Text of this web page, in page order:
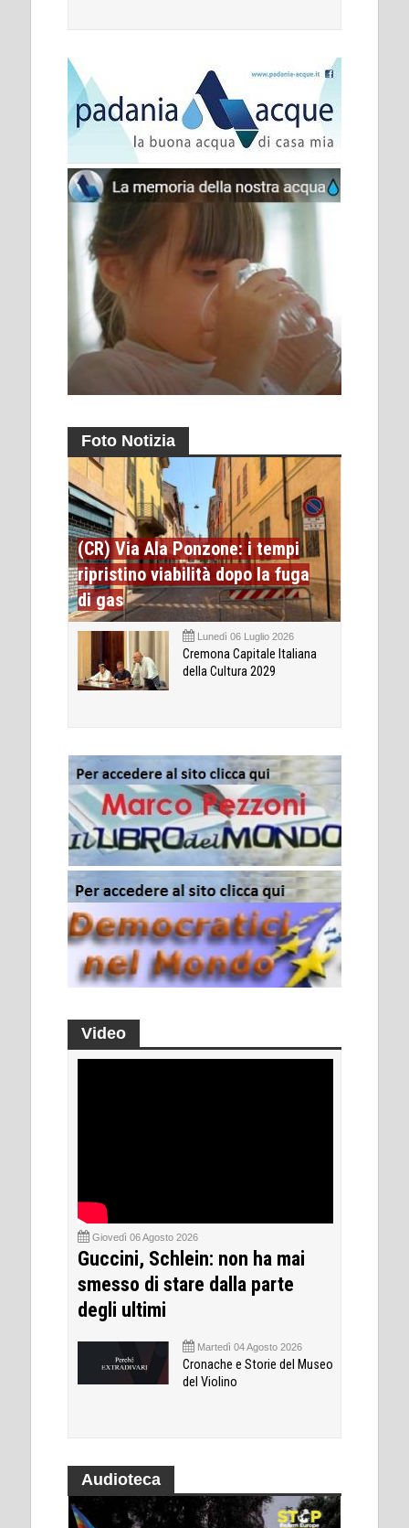
Foto Notizia
(CR) Via Ala Ponzone: i tempi
ripristino viabilità dopo la fuga
di gas
Lunedì 06 Luglio 2026
Cremona Capitale Italiana
della Cultura 2029
Video
Giovedì 06 Agosto 2026
Guccini, Schlein: non ha mai
smesso di stare dalla parte
degli ultimi
Martedì 04 Agosto 2026
Cronache e Storie del Museo
del Violino
Audioteca